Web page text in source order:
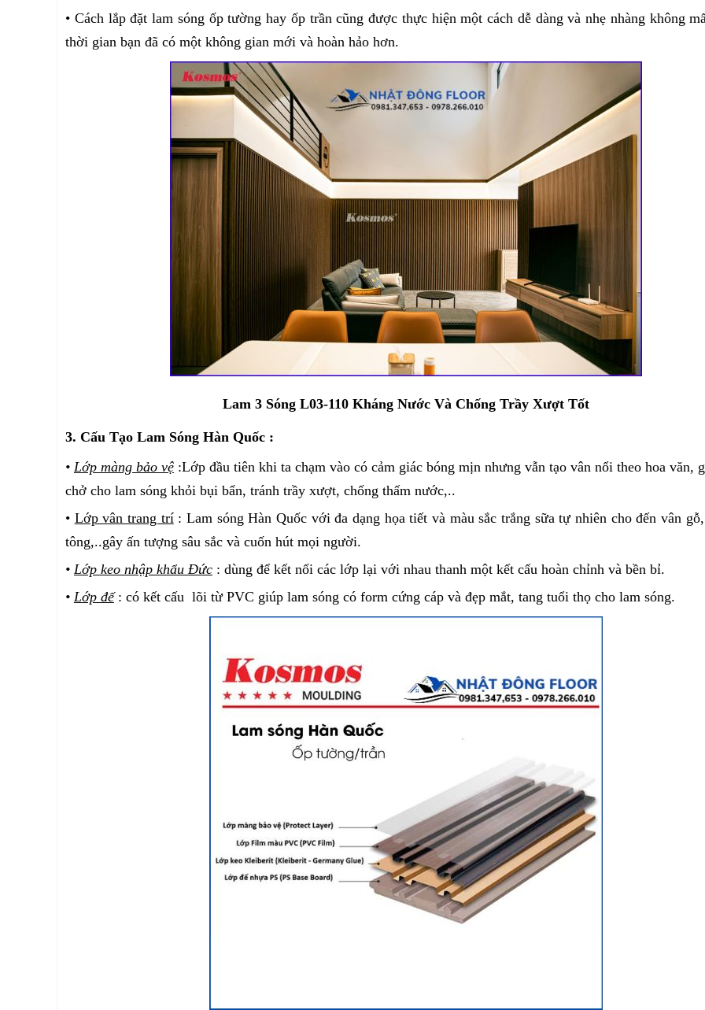
• Cách lắp đặt lam sóng ốp tường hay ốp trần cũng được thực hiện một cách dễ dàng và nhẹ nhàng không
thời gian bạn đã có một không gian mới và hoàn hảo hơn.
Lam 3 Sóng L03-110 Kháng Nước Và Chống Trầy Xượt Tốt
3. Cấu Tạo Lam Sóng Hàn Quốc :
• Lớp màng bảo vệ :Lớp đầu tiên khi ta chạm vào có cảm giác bóng mịn nhưng vẫn tạo vân nổi theo hoa văn,
chở cho lam sóng khỏi bụi bẩn, tránh trầy xượt, chống thấm nước,..
• Lớp vân trang trí: Lam sóng Hàn Quốc với đa dạng họa tiết và màu sắc trắng sữa tự nhiên cho đến vân
tông,..gây ấn tượng sâu sắc và cuốn hút mọi người.
• Lớp keo nhập khẩu Đức : dùng để kết nối các lớp lại với nhau thanh một kết cấu hoàn chỉnh và bền bỉ.
• Lớp đế: có kết cấu lõi từ PVC giúp lam sóng có form cứng cáp và đẹp mắt, tang tuổi thọ cho lam sóng.